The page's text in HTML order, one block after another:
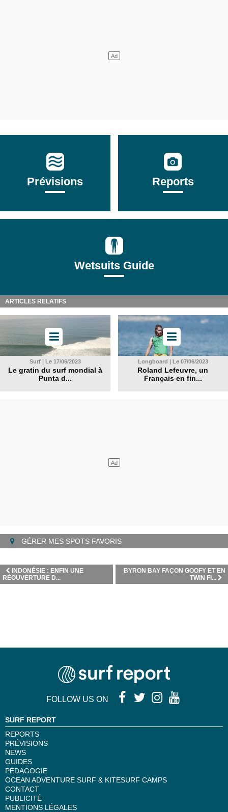
Prévisions Reports
Wetsuits Guide
ARTICLES RELATIFS
Surf | Le 17/06/2023
Le gratin du surf mondial à
Punta d...
Longboard | Le 07/06/2023
Roland Lefeuvre, un
Français en fin...
GÉRER MES SPOTS FAVORIS
BYRON BAY FAÇON GOOFY ET EN
TWIN FI...
INDONÉSIE : ENFIN UNE
RÉOUVERTURE D...
FOLLOW US ON
SURF REPORT
REPORTS
PRÉVISIONS
NEWS
GUIDES
PÉDAGOGIE
OCEAN ADVENTURE SURF & KITESURF CAMPS
CONTACT
PUBLICITÉ
MENTIONS LÉGALES